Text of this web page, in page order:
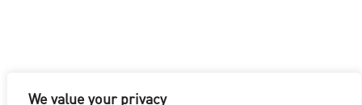
We value your privacy